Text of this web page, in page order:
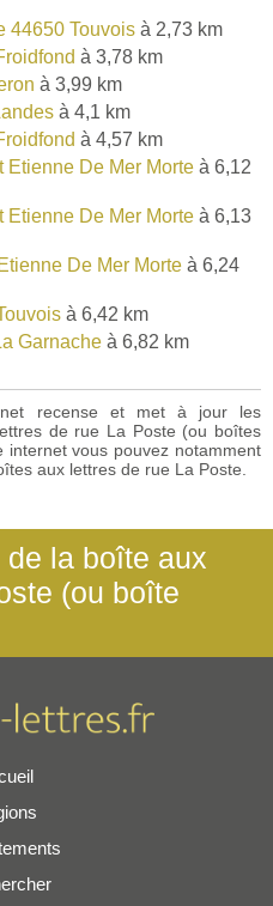
44650 Touvois à 2,73 km
à 3,78 km
à 3,99 km
à 4,1 km
à 4,57 km
Etienne De Mer Morte à 6,12
Etienne De Mer Morte à 6,13
De Mer Morte à 6,24
à 6,42 km
Garnache à 6,82 km
recense et met à jour les
de rue La Poste (ou boîtes
vous pouvez notamment
aux lettres de rue La Poste.
la boîte aux
(ou boîte